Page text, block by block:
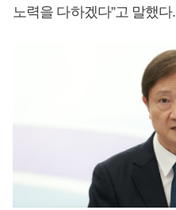
노력을 다하겠다”고 말했다.